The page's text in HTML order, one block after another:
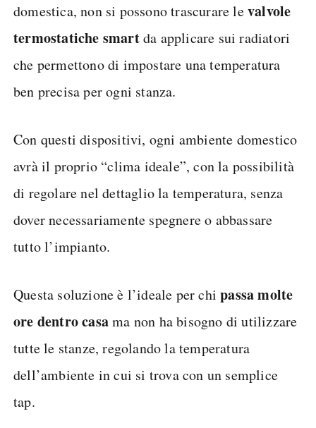
domestica, non si possono trascurare levalvole
termostatiche smartda applicare sui radiatori
che permettono di impostare una temperatura
ben precisa per ogni stanza.
Con questi dispositivi, ogni ambiente domestico
avrà il proprio “clima ideale”, con la possibilità
di regolare nel dettaglio la temperatura, senza
dover necessariamente spegnere o abbassare
tutto l’impianto.
Questa soluzione è l’ideale per chipassa molte
ore dentro casama non ha bisogno di utilizzare
tutte le stanze, regolando la temperatura
dell’ambiente in cui si trova con un semplice
tap.